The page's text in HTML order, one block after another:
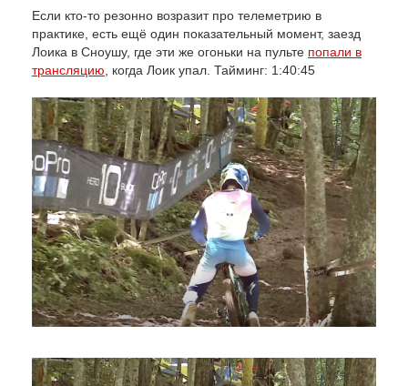
Если кто-то резонно возразит про телеметрию в
практике, есть ещё один показательный момент, заезд
Лоика в Сноушу, где эти же огоньки на пульте попали в
трансляцию , когда Лоик упал. Тайминг: 1:40:45